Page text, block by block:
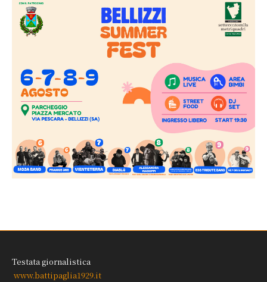
Testata giornalistica
www.battipaglia1929.it